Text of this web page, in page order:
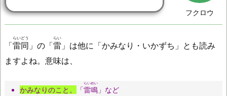
フクロウ
「雷同
らいどう
」の「雷
らい
」は他に「かみなり・いかずち」とも読み
ますよね。意味は、
かみなりのこと。 「雷鳴
らいめい
」など